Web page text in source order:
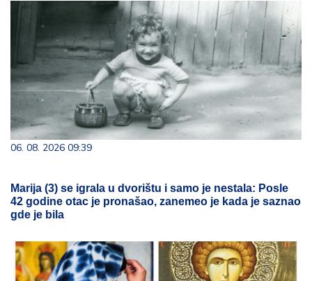
06. 08. 2026 09:39
Marija (3) se igrala u dvorištu i samo je nestala: Posle
42 godine otac je pronašao, zanemeo je kada je saznao
gde je bila